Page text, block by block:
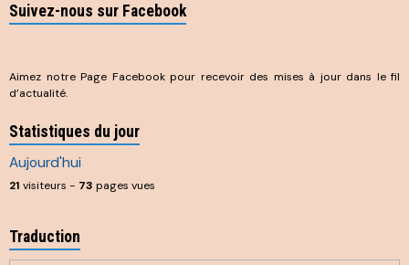
Suivez-nous sur Facebook
Aimez notre Page Facebook pour recevoir des mises à jour dans le fil
d’actualité.
Statistiques du jour
Aujourd'hui
21 visiteurs - 73 pages vues
Traduction